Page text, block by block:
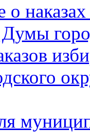
Думы